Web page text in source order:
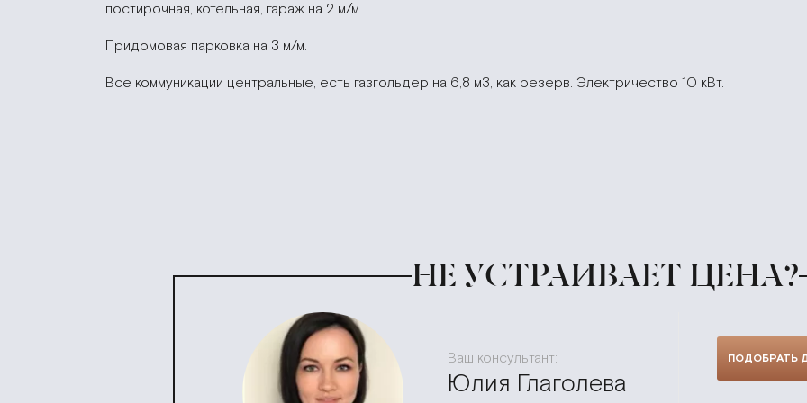
постирочная, котельная, гараж на 2 м/м.
Придомовая парковка на 3 м/м.
Все коммуникации центральные, есть газгольдер на 6,8 м3, как резерв. Электричество 10 кВт.
НЕ УСТРАИВАЕТ ЦЕНА?
Ваш консультант:
Юлия Глаголева
ПОДОБРАТЬ